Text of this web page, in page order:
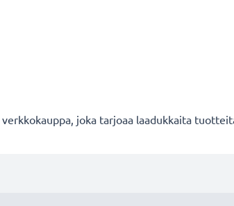
joka tarjoaa laadukkaita